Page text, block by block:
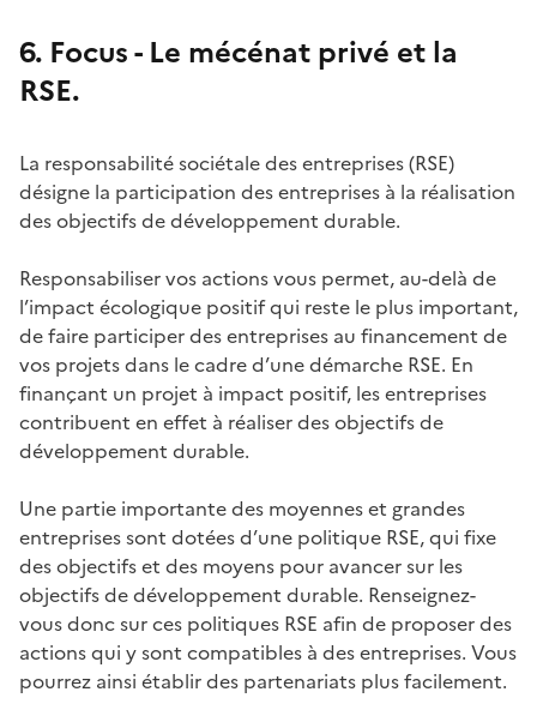
6. Focus - Le mécénat privé et la
RSE.
La responsabilité sociétale des entreprises (RSE)
désigne la participation des entreprises à la réalisation
des objectifs de développement durable.
Responsabiliser vos actions vous permet, au-delà de
l’impact écologique positif qui reste le plus important,
de faire participer des entreprises au financement de
vos projets dans le cadre d’une démarche RSE. En
finançant un projet à impact positif, les entreprises
contribuent en effet à réaliser des objectifs de
développement durable.
Une partie importante des moyennes et grandes
entreprises sont dotées d’une politique RSE, qui fixe
des objectifs et des moyens pour avancer sur les
objectifs de développement durable. Renseignez-
vous donc sur ces politiques RSE afin de proposer des
actions qui y sont compatibles à des entreprises. Vous
pourrez ainsi établir des partenariats plus facilement.